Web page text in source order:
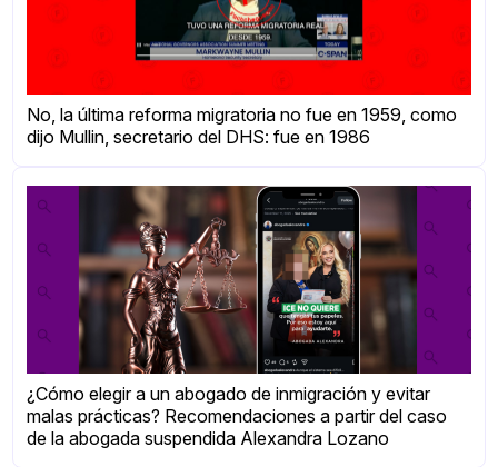
No, la última reforma migratoria no fue en 1959, como
dijo Mullin, secretario del DHS: fue en 1986
¿Cómo elegir a un abogado de inmigración y evitar
malas prácticas? Recomendaciones a partir del caso
de la abogada suspendida Alexandra Lozano